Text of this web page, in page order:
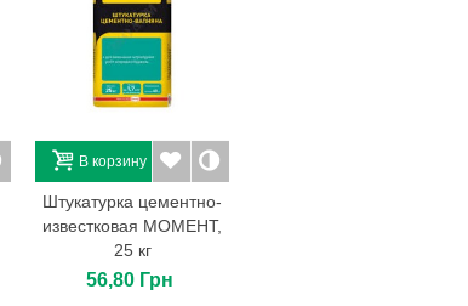
В корзину
Штукатурка цементно-
известковая МОМЕНТ,
25 кг
56,80 Грн